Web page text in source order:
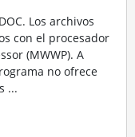
Los archivos
con el procesador
(MWWP). A
no ofrece
...